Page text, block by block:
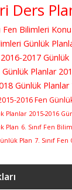
Ders
Fen Bilimleri Konu
Günlük
2016-2017 Günlük
Planlar
Günlük Planlar
2016 Fen
Planlar 2015-2016
Plan 6. Sınıf Fen
Plan 7. Sınıf